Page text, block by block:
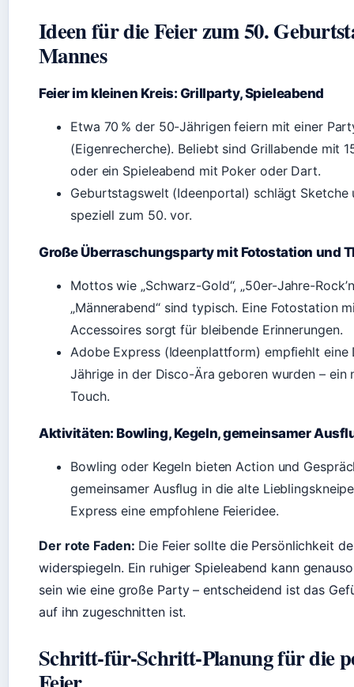
Ideen für die Feier zum 50.
Mannes
Feier im kleinen Kreis: Grillparty, Spieleabend
Etwa 70 % der 50-Jährigen feiern mit einer
(Eigenrecherche). Beliebt sind Grillabende mit
oder ein Spieleabend mit Poker oder Dart.
Geburtstagswelt (Ideenportal) schlägt Sketche
speziell zum 50. vor.
Große Überraschungsparty mit Fotostation und
Mottos wie „Schwarz-Gold“, „50er-Jahre-
„Männerabend“ sind typisch. Eine Fotostation
Accessoires sorgt für bleibende Erinnerungen.
Adobe Express (Ideenplattform) empfiehlt eine
Jährige in der Disco-Ära geboren wurden – ein
Touch.
Aktivitäten: Bowling, Kegeln, gemeinsamer
Bowling oder Kegeln bieten Action und
gemeinsamer Ausflug in die alte
Express eine empfohlene Feieridee.
Der rote Faden: Die Feier sollte die Persönlichkeit
widerspiegeln. Ein ruhiger Spieleabend kann
sein wie eine große Party – entscheidend ist das
auf ihn zugeschnitten ist.
Schritt-für-Schritt-Planung für die